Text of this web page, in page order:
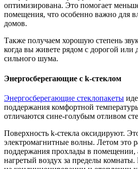
оптимизирована. Это помогает
помещения, что особенно важно для
домов.
Также получаем хорошую степень
когда вы живете рядом с дорогой или
сильного шума.
Энергосберегающие с k-стеклом
Энергосберегающие стеклопакеты
поддержания комфортной
отличаются сине-голубым отливом
Поверхность k-стекла оксидируют.
электромагнитные волны. Летом это
поддержания прохлады в помещении,
нагретый воздух за пределы комнаты.